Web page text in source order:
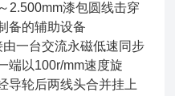
2.500mm漆包圆线击穿
备的辅助设备
一台交流永磁低速同步
端以100r/mm速度旋
导轮后两线头合并挂上